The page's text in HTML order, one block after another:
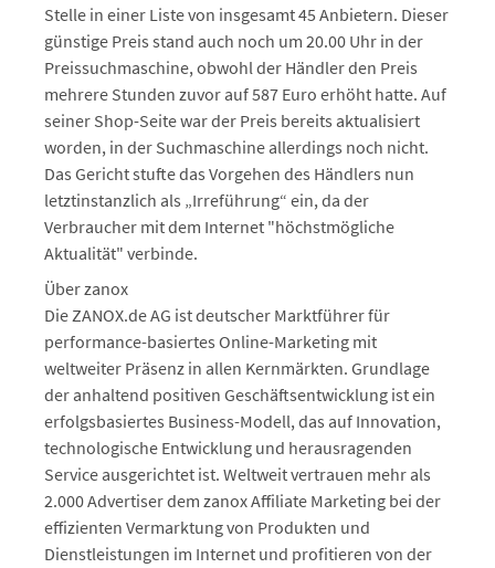
Stelle in einer Liste von insgesamt 45 Anbietern. Dieser
günstige Preis stand auch noch um 20.00 Uhr in der
Preissuchmaschine, obwohl der Händler den Preis
mehrere Stunden zuvor auf 587 Euro erhöht hatte. Auf
seiner Shop-Seite war der Preis bereits aktualisiert
worden, in der Suchmaschine allerdings noch nicht.
Das Gericht stufte das Vorgehen des Händlers nun
letztinstanzlich als „Irreführung“ ein, da der
Verbraucher mit dem Internet "höchstmögliche
Aktualität" verbinde.
Über zanox
Die ZANOX.de AG ist deutscher Marktführer für
performance-basiertes Online-Marketing mit
weltweiter Präsenz in allen Kernmärkten. Grundlage
der anhaltend positiven Geschäftsentwicklung ist ein
erfolgsbasiertes Business-Modell, das auf Innovation,
technologische Entwicklung und herausragenden
Service ausgerichtet ist. Weltweit vertrauen mehr als
2.000 Advertiser dem zanox Affiliate Marketing bei der
effizienten Vermarktung von Produkten und
Dienstleistungen im Internet und profitieren von der